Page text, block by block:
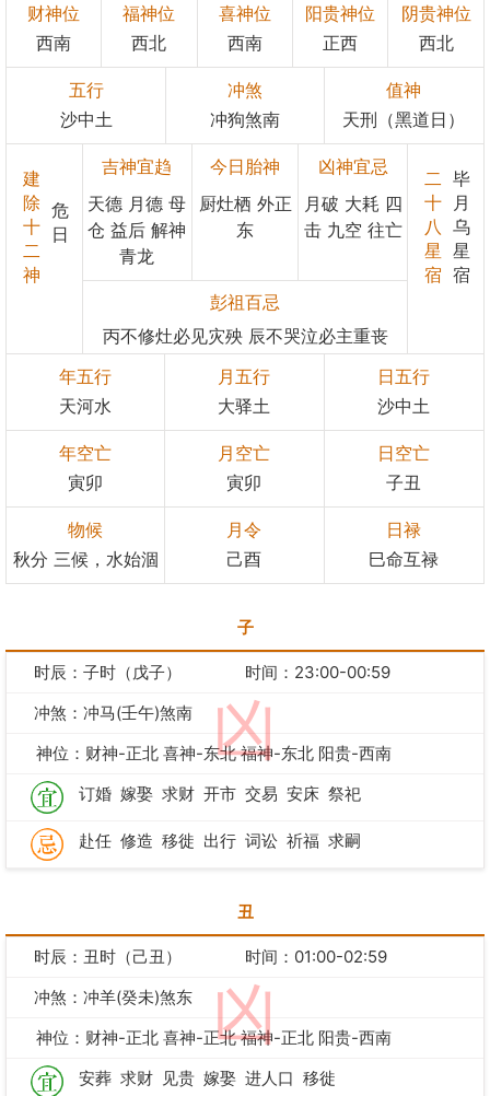
财神位
西南
福神位
西北
喜神位
西南
阳贵神位
正西
阴贵神位
西北
五行
沙中土
冲煞
冲狗煞南
值神
天刑（黑道日）
建
除
十
二
神
危
日
吉神宜趋
天德 月德 母
仓 益后 解神
青龙
今日胎神
厨灶栖 外正
东
凶神宜忌
月破 大耗 四
击 九空 往亡
彭祖百忌
丙不修灶必见灾殃 辰不哭泣必主重丧
二
十
八
星
宿
毕
月
乌
星
宿
年五行
天河水
月五行
大驿土
日五行
沙中土
年空亡
寅卯
月空亡
寅卯
日空亡
子丑
物候
秋分 三候，水始涸
月令
己酉
日禄
巳命互禄
子
凶
时辰：子时（戊子）
时间：23:00-00:59
冲煞：冲马(壬午)煞南
神位：财神-正北 喜神-东北 福神-东北 阳贵-西南
订婚 嫁娶 求财 开市 交易 安床 祭祀
赴任 修造 移徙 出行 词讼 祈福 求嗣
丑
凶
时辰：丑时（己丑）
时间：01:00-02:59
冲煞：冲羊(癸未)煞东
神位：财神-正北 喜神-正北 福神-正北 阳贵-西南
安葬 求财 见贵 嫁娶 进人口 移徙